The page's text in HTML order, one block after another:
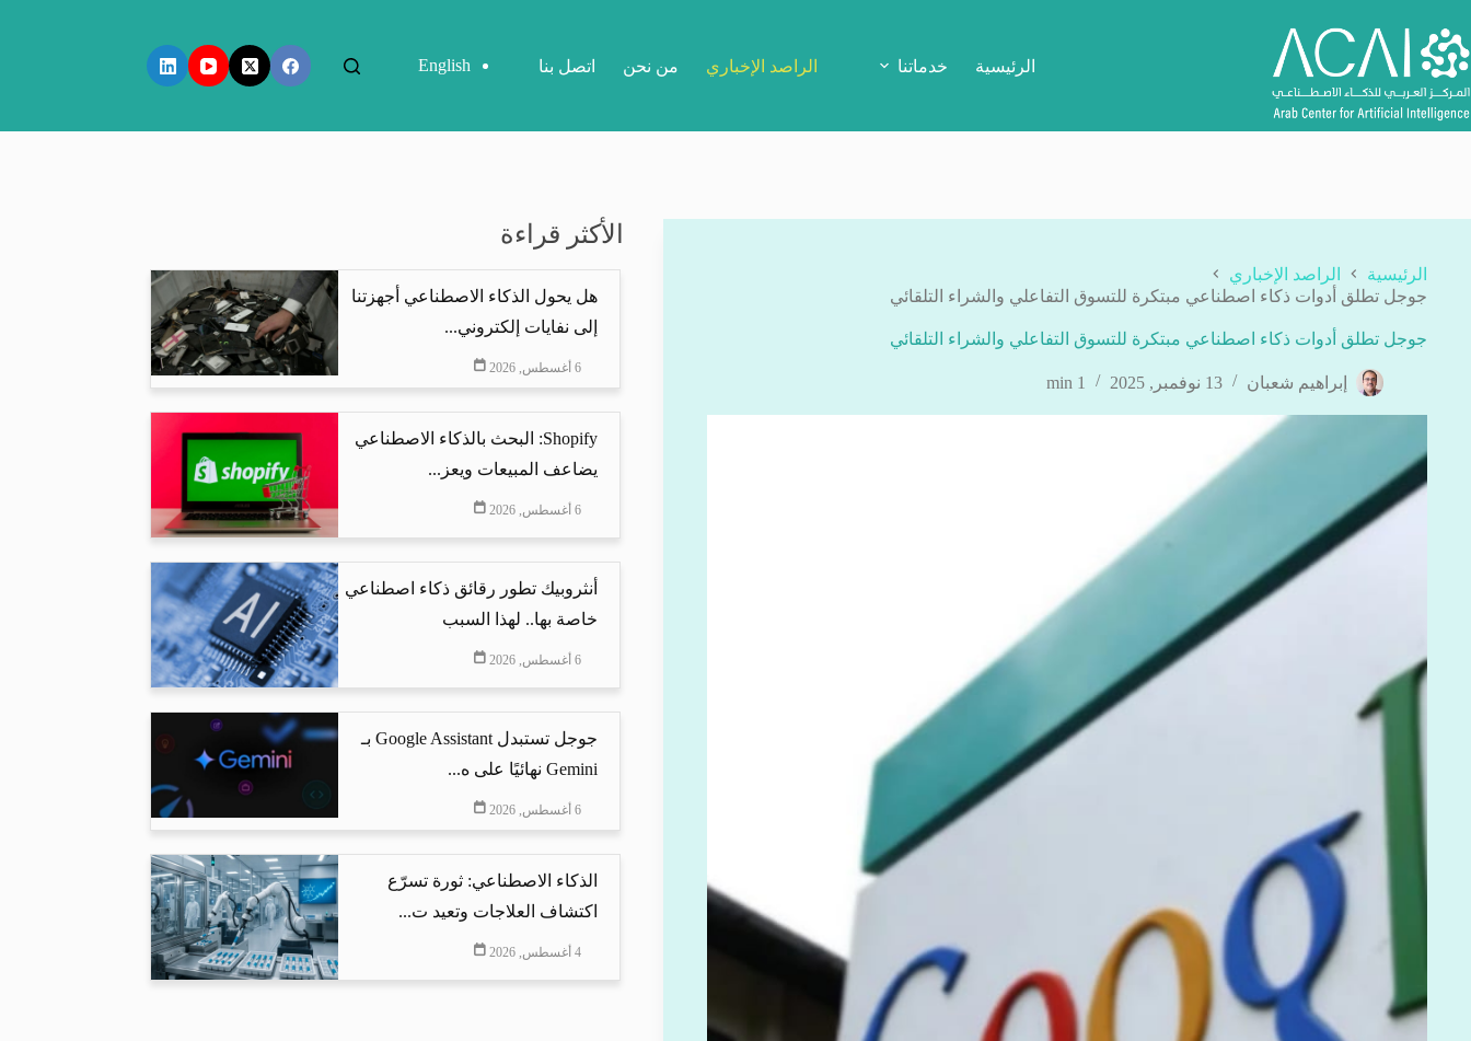
إلى
المحتوى
الرئيسية خدماتنا الراصد الإخباري من نحن اتصل بنا English
الرئيسية
الراصد الإخباري
جوجل تطلق أدوات ذكاء اصطناعي مبتكرة للتسوق التفاعلي والشراء التلقائي
جوجل تطلق أدوات ذكاء اصطناعي مبتكرة للتسوق التفاعلي والشراء التلقائي
إبراهيم شعبان 13 نوفمبر, 2025 1 min
الأكثر قراءة
هل يحول الذكاء الاصطناعي أجهزتنا
إلى نفايات إلكتروني...
6 أغسطس, 2026
Shopify: البحث بالذكاء الاصطناعي
يضاعف المبيعات ويعز...
6 أغسطس, 2026
أنثروبيك تطور رقائق ذكاء اصطناعي
خاصة بها.. لهذا السبب
6 أغسطس, 2026
جوجل تستبدل Google Assistant بـ
Gemini نهائيًا على ه...
6 أغسطس, 2026
الذكاء الاصطناعي: ثورة تسرّع
اكتشاف العلاجات وتعيد ت...
4 أغسطس, 2026